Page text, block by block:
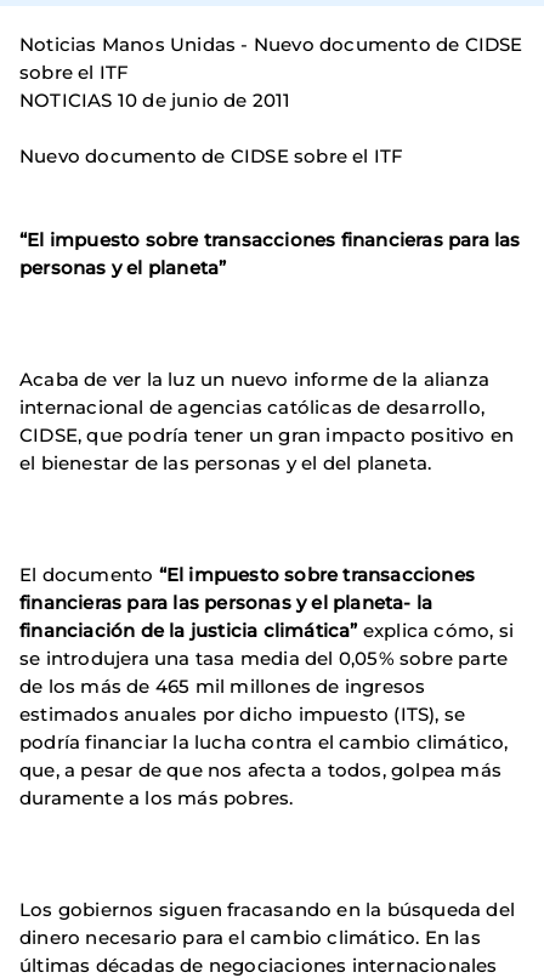
Noticias Manos Unidas - Nuevo documento de CIDSE
sobre el ITF
NOTICIAS 10 de junio de 2011
Nuevo documento de CIDSE sobre el ITF
“El impuesto sobre transacciones financieras para las
personas y el planeta”
Acaba de ver la luz un nuevo informe de la alianza
internacional de agencias católicas de desarrollo,
CIDSE, que podría tener un gran impacto positivo en
el bienestar de las personas y el del planeta.
El documento “El impuesto sobre transacciones
financieras para las personas y el planeta- la
financiación de la justicia climática”explica cómo, si
se introdujera una tasa media del 0,05% sobre parte
de los más de 465 mil millones de ingresos
estimados anuales por dicho impuesto (ITS), se
podría financiar la lucha contra el cambio climático,
que, a pesar de que nos afecta a todos, golpea más
duramente a los más pobres.
Los gobiernos siguen fracasando en la búsqueda del
dinero necesario para el cambio climático. En las
últimas décadas de negociaciones internacionales